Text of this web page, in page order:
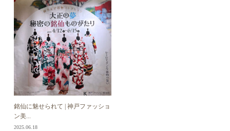
銘仙に魅せられて | 神戸ファッショ
ン美...
2025.06.18